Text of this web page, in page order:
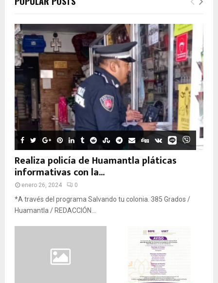
Realiza policía de Huamantla pláticas
informativas con la...
enero 26, 2024 0
*A través del programa Salvando tu colonia. 385 Grados /
Huamantla / REDACCIÓN...